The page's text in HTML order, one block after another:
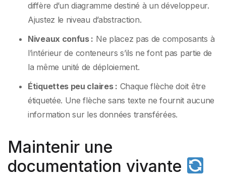
diffère d’un diagramme destiné à un développeur.
Ajustez le niveau d’abstraction.
Niveaux confus : Ne placez pas de composants à
l’intérieur de conteneurs s’ils ne font pas partie de
la même unité de déploiement.
Étiquettes peu claires : Chaque flèche doit être
étiquetée. Une flèche sans texte ne fournit aucune
information sur les données transférées.
Maintenir une
documentation vivante